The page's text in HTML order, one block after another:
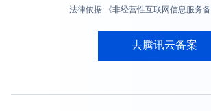
法律依据:《非经营性互联网信息服务备
去腾讯云备案